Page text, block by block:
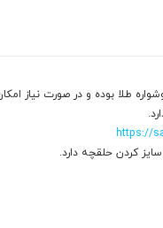
طلا بوده و در صورت نیاز
https://